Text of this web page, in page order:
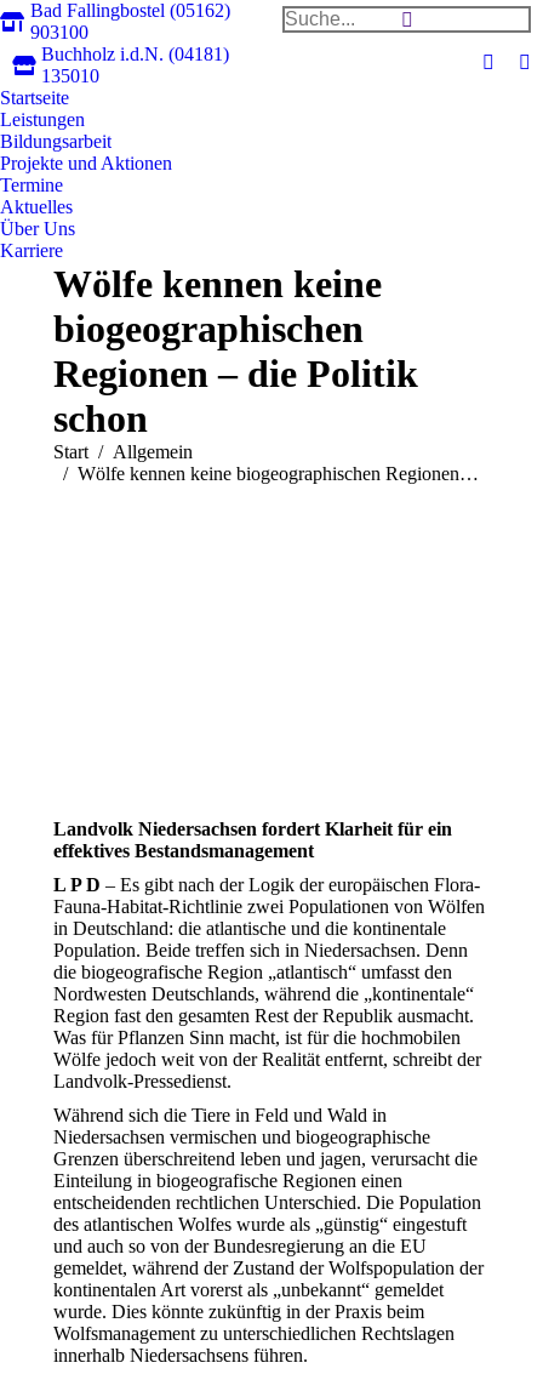
Bad Fallingbostel (05162)
903100
Buchholz i.d.N. (04181)
135010
Search:
Startseite
Leistungen
Bildungsarbeit
Projekte und Aktionen
Termine
Aktuelles
Über Uns
Karriere
Wölfe kennen keine
biogeographischen
Regionen – die Politik
schon
Sie befinden sich hier:
Start
Allgemein
Wölfe kennen keine biogeographischen Regionen…
Landvolk Niedersachsen fordert Klarheit für ein
effektives Bestandsmanagement
L P D – Es gibt nach der Logik der europäischen Flora-
Fauna-Habitat-Richtlinie zwei Populationen von Wölfen
in Deutschland: die atlantische und die kontinentale
Population. Beide treffen sich in Niedersachsen. Denn
die biogeografische Region „atlantisch“ umfasst den
Nordwesten Deutschlands, während die „kontinentale“
Region fast den gesamten Rest der Republik ausmacht.
Was für Pflanzen Sinn macht, ist für die hochmobilen
Wölfe jedoch weit von der Realität entfernt, schreibt der
Landvolk-Pressedienst.
Während sich die Tiere in Feld und Wald in
Niedersachsen vermischen und biogeographische
Grenzen überschreitend leben und jagen, verursacht die
Einteilung in biogeografische Regionen einen
entscheidenden rechtlichen Unterschied. Die Population
des atlantischen Wolfes wurde als „günstig“ eingestuft
und auch so von der Bundesregierung an die EU
gemeldet, während der Zustand der Wolfspopulation der
kontinentalen Art vorerst als „unbekannt“ gemeldet
wurde. Dies könnte zukünftig in der Praxis beim
Wolfsmanagement zu unterschiedlichen Rechtslagen
innerhalb Niedersachsens führen.